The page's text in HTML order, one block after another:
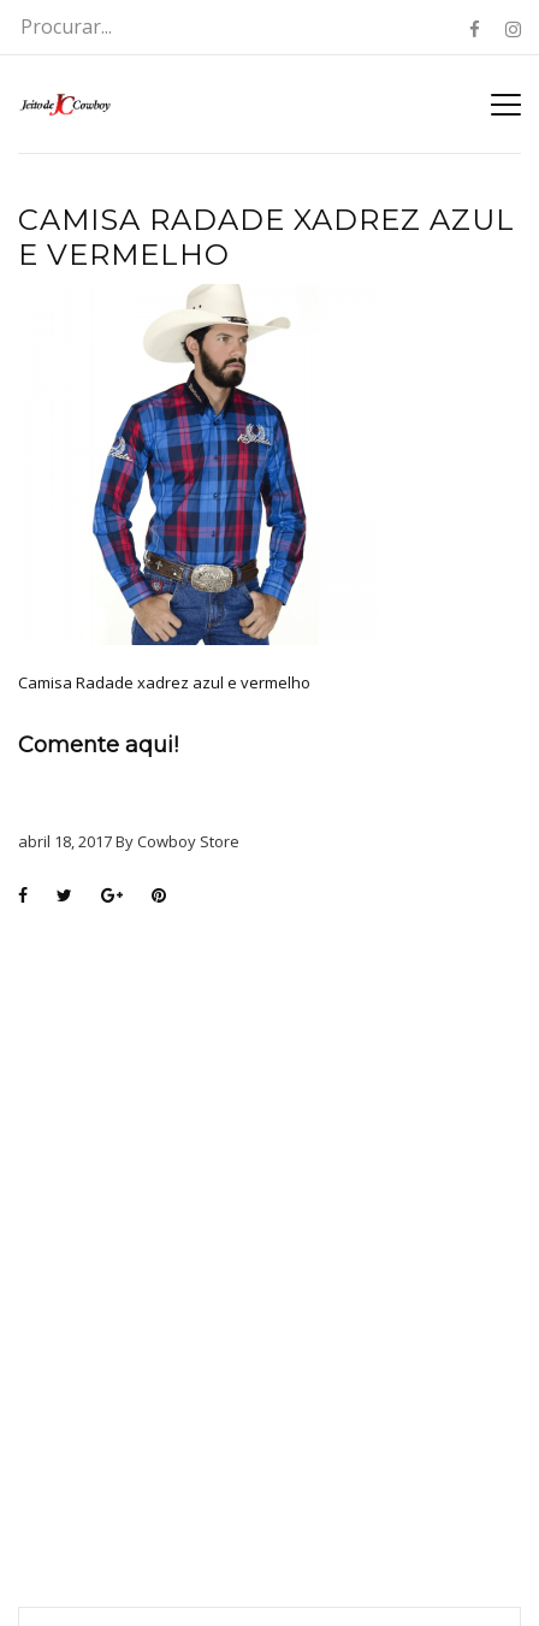
CAMISA RADADE XADREZ AZUL
E VERMELHO
Camisa Radade xadrez azul e vermelho
Comente aqui!
abril 18, 2017 By Cowboy Store